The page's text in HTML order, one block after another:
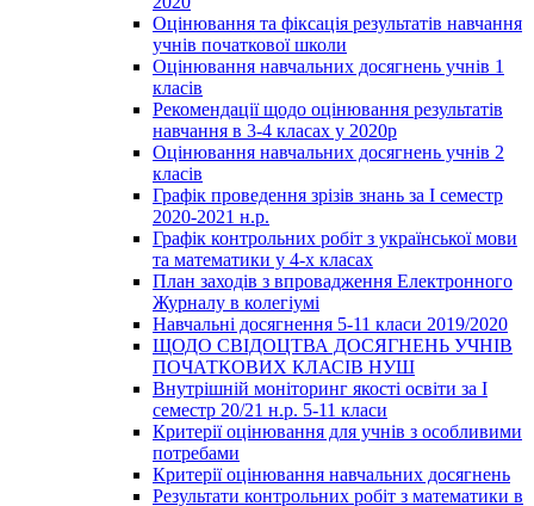
Оцінювання та фіксація результатів навчання
учнів початкової школи
Оцінювання навчальних досягнень учнів 1
класів
Рекомендації щодо оцінювання результатів
навчання в 3-4 класах у 2020р
Оцінювання навчальних досягнень учнів 2
класів
Графік проведення зрізів знань за І семестр
2020-2021 н.р.
Графік контрольних робіт з української мови
та математики у 4-х класах
План заходів з впровадження Електронного
Журналу в колегіумі
Навчальні досягнення 5-11 класи 2019/2020
ЩОДО СВІДОЦТВА ДОСЯГНЕНЬ УЧНІВ
ПОЧАТКОВИХ КЛАСІВ НУШ
Внутрішній моніторинг якості освіти за І
семестр 20/21 н.р. 5-11 класи
Критерії оцінювання для учнів з особливими
потребами
Критерії оцінювання навчальних досягнень
Результати контрольних робіт з математики в